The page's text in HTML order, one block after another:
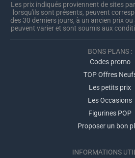
Les prix indiqués proviennent de sites
lorsqu'ils sont présents, peuvent
des 30 derniers jours, à un ancien prix
peuvent varier et sont soumis aux
BONS PLANS :
Codes promo
TOP Offres
Les petits prix
Les Occasions
Figurines POP
Proposer un bon
INFORMATIONS